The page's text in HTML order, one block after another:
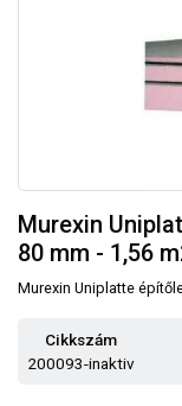
Murexin
80 mm - 1,56
Murexin Uniplatte
Cikkszám
200093-inaktiv